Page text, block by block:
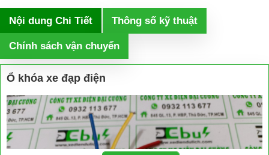
Nội dung Chi Tiết Thông số kỹ thuật
Chính sách vận chuyển
Ổ khóa xe đạp điện